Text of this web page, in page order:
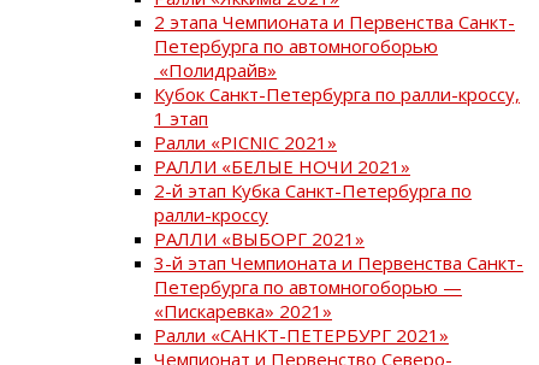
2 этапа Чемпионата и Первенства Санкт-
Петербурга по автомногоборью
«Полидрайв»
Кубок Санкт-Петербурга по ралли-кроссу,
1 этап
Ралли «PICNIC 2021»
РАЛЛИ «БЕЛЫЕ НОЧИ 2021»
2-й этап Кубка Санкт-Петербурга по
ралли-кроссу
РАЛЛИ «ВЫБОРГ 2021»
3-й этап Чемпионата и Первенства Санкт-
Петербурга по автомногоборью —
«Пискаревка» 2021»
Ралли «САНКТ-ПЕТЕРБУРГ 2021»
Чемпионат и Первенство Северо-